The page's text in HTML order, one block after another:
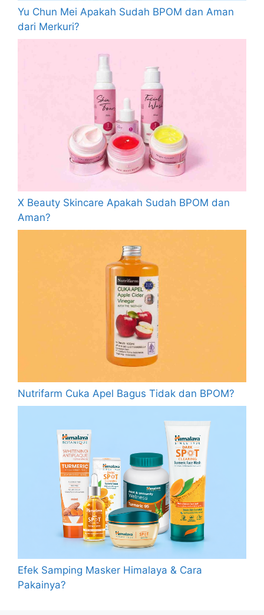
Yu Chun Mei Apakah Sudah BPOM dan Aman
dari Merkuri?
X Beauty Skincare Apakah Sudah BPOM dan
Aman?
Nutrifarm Cuka Apel Bagus Tidak dan BPOM?
Efek Samping Masker Himalaya & Cara
Pakainya?